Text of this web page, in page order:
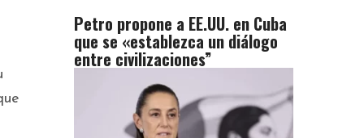
Petro propone a EE.UU. en Cuba
que se «establezca un diálogo
entre civilizaciones”